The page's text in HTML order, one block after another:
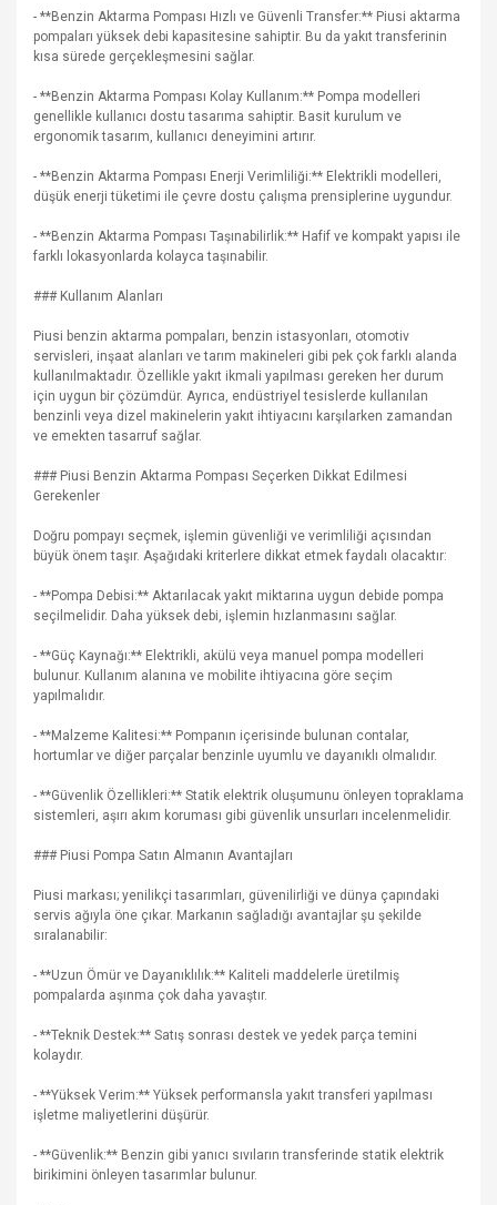
- **Benzin Aktarma Pompası Hızlı ve Güvenli Transfer:** Piusi aktarma
pompaları yüksek debi kapasitesine sahiptir. Bu da yakıt transferinin
kısa sürede gerçekleşmesini sağlar.
- **Benzin Aktarma Pompası Kolay Kullanım:** Pompa modelleri
genellikle kullanıcı dostu tasarıma sahiptir. Basit kurulum ve
ergonomik tasarım, kullanıcı deneyimini artırır.
- **Benzin Aktarma Pompası Enerji Verimliliği:** Elektrikli modelleri,
düşük enerji tüketimi ile çevre dostu çalışma prensiplerine uygundur.
- **Benzin Aktarma Pompası Taşınabilirlik:** Hafif ve kompakt yapısı ile
farklı lokasyonlarda kolayca taşınabilir.
### Kullanım Alanları
Piusi benzin aktarma pompaları, benzin istasyonları, otomotiv
servisleri, inşaat alanları ve tarım makineleri gibi pek çok farklı alanda
kullanılmaktadır. Özellikle yakıt ikmali yapılması gereken her durum
için uygun bir çözümdür. Ayrıca, endüstriyel tesislerde kullanılan
benzinli veya dizel makinelerin yakıt ihtiyacını karşılarken zamandan
ve emekten tasarruf sağlar.
### Piusi Benzin Aktarma Pompası Seçerken Dikkat Edilmesi
Gerekenler
Doğru pompayı seçmek, işlemin güvenliği ve verimliliği açısından
büyük önem taşır. Aşağıdaki kriterlere dikkat etmek faydalı olacaktır:
- **Pompa Debisi:** Aktarılacak yakıt miktarına uygun debide pompa
seçilmelidir. Daha yüksek debi, işlemin hızlanmasını sağlar.
- **Güç Kaynağı:** Elektrikli, akülü veya manuel pompa modelleri
bulunur. Kullanım alanına ve mobilite ihtiyacına göre seçim
yapılmalıdır.
- **Malzeme Kalitesi:** Pompanın içerisinde bulunan contalar,
hortumlar ve diğer parçalar benzinle uyumlu ve dayanıklı olmalıdır.
- **Güvenlik Özellikleri:** Statik elektrik oluşumunu önleyen topraklama
sistemleri, aşırı akım koruması gibi güvenlik unsurları incelenmelidir.
### Piusi Pompa Satın Almanın Avantajları
Piusi markası; yenilikçi tasarımları, güvenilirliği ve dünya çapındaki
servis ağıyla öne çıkar. Markanın sağladığı avantajlar şu şekilde
sıralanabilir:
- **Uzun Ömür ve Dayanıklılık:** Kaliteli maddelerle üretilmiş
pompalarda aşınma çok daha yavaştır.
- **Teknik Destek:** Satış sonrası destek ve yedek parça temini
kolaydır.
- **Yüksek Verim:** Yüksek performansla yakıt transferi yapılması
işletme maliyetlerini düşürür.
- **Güvenlik:** Benzin gibi yanıcı sıvıların transferinde statik elektrik
birikimini önleyen tasarımlar bulunur.